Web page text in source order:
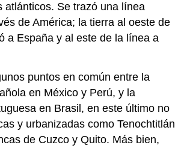
atlánticos. Se trazó una línea
de América; la tierra al oeste de
a España y al este de la línea a
puntos en común entre la
en México y Perú, y la
en Brasil, en este último no
y urbanizadas como Tenochtitlán
de Cuzco y Quito. Más bien,